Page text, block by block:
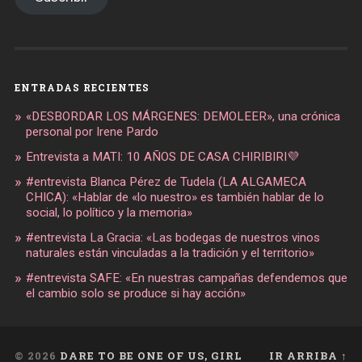
ENTRADAS RECIENTES
«DESBORDAR LOS MÁRGENES: DEMOLEER», una crónica
personal por Irene Pardo
Entrevista a MATI: 10 AÑOS DE CASA CHIRIBIRI💜
#entrevista Blanca Pérez de Tudela (LA ALGAMECA
CHICA): «Hablar de «lo nuestro» es también hablar de lo
social, lo político y la memoria»
#entrevista La Gracia: «Las bodegas de nuestros vinos
naturales están vinculadas a la tradición y el territorio»
#entrevista SAFE: «En nuestras campañas defendemos que
el cambio solo se produce si hay acción»
© 2026 DARE TO BE ONE OF US, GIRL IR ARRIBA ↑